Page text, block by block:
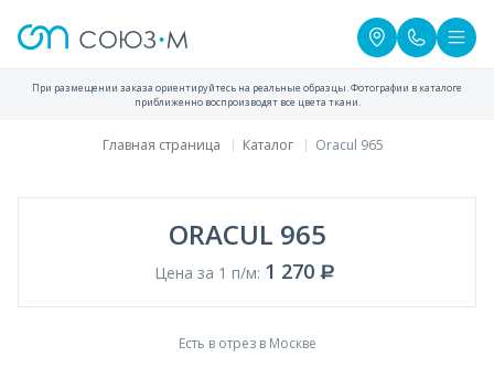
При размещении заказа ориентируйтесь на реальные образцы. Фотографии в каталоге
приближенно воспроизводят все цвета ткани.
Главная страница Каталог Oracul 965
ORACUL 965
Цена за 1 п/м: 1 270
Есть в отрез в Москве